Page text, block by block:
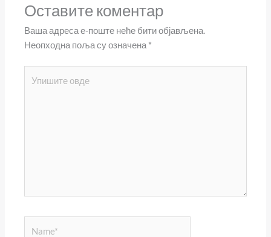
Оставите коментар
Ваша адреса е-поште неће бити објављена.
Неопходна поља су означена *
овде